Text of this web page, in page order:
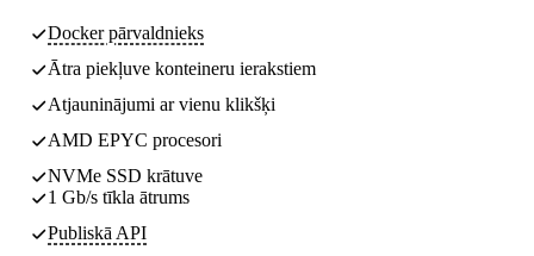
Docker pārvaldnieks
Ātra piekļuve konteineru ierakstiem
Atjauninājumi ar vienu klikšķi
AMD EPYC procesori
NVMe SSD krātuve
1 Gb/s tīkla ātrums
Publiskā API